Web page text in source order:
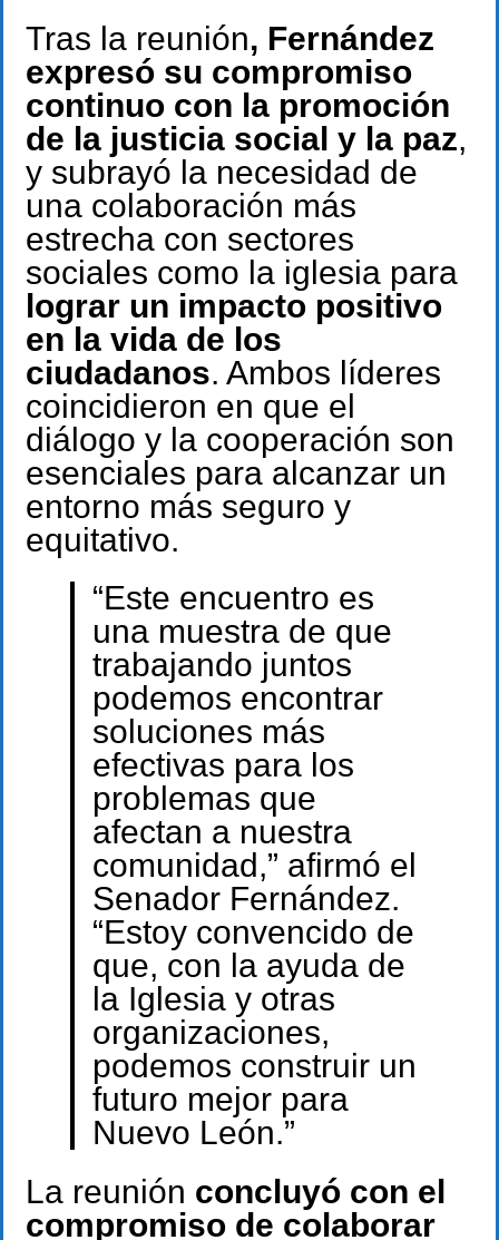
Tras la reunión, Fernández
expresó su compromiso
continuo con la promoción
de la justicia social y la paz,
y subrayó la necesidad de
una colaboración más
estrecha con sectores
sociales como la iglesia para
lograr un impacto positivo
en la vida de los
ciudadanos. Ambos líderes
coincidieron en que el
diálogo y la cooperación son
esenciales para alcanzar un
entorno más seguro y
equitativo.
“Este encuentro es
una muestra de que
trabajando juntos
podemos encontrar
soluciones más
efectivas para los
problemas que
afectan a nuestra
comunidad,” afirmó el
Senador Fernández.
“Estoy convencido de
que, con la ayuda de
la Iglesia y otras
organizaciones,
podemos construir un
futuro mejor para
Nuevo León.”
La reunión concluyó con el
compromiso de colaborar